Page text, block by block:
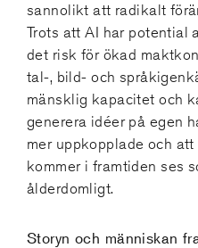
sannolikt att radikalt
Trots att AI har potential
det risk för ökad
tal-, bild- och
mänsklig kapacitet och
generera idéer på egen
mer uppkopplade och
kommer i framtiden ses
ålderdomligt.
Storyn och människan